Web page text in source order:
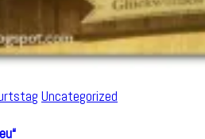
Uncategorized